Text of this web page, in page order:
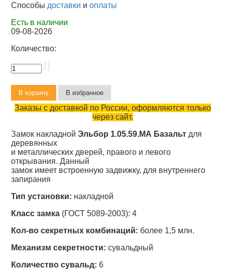
Способы доставки иоплаты
Есть в наличии
09-08-2026
Количество:
Заказы с доставкой по России, оформляются только
через сайт.
Замок накладнойЭльбор 1.05.59.МА Базальт для
деревянных
и металлических дверей, правого и левого
открывания. Данный
замок имеет встроенную задвижку, для внутреннего
запирания
Тип установки: накладной
Класс замка (ГОСТ 5089-2003): 4
Кол-во секретных комбинаций: более 1,5 млн.
Механизм секретности: сувальдный
Количество сувальд: 6